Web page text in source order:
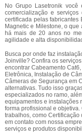
No Grupo Lasetronik
comercialização e
certificada pelas fabricantes
Magnetic e Milestone, o
há mais de 20 anos no
agilidade e alta
Busca por onde faz
Joinville? Confira os
encontrar Cabeamento
Eletrônica, Instalação de
Câmeras de Segurança em
alternativas. Tudo isso
especializados no ramo,
equipamentos e instalações
forma profissional e
trabalhos, como
em contato com nossa
serviços e produtos